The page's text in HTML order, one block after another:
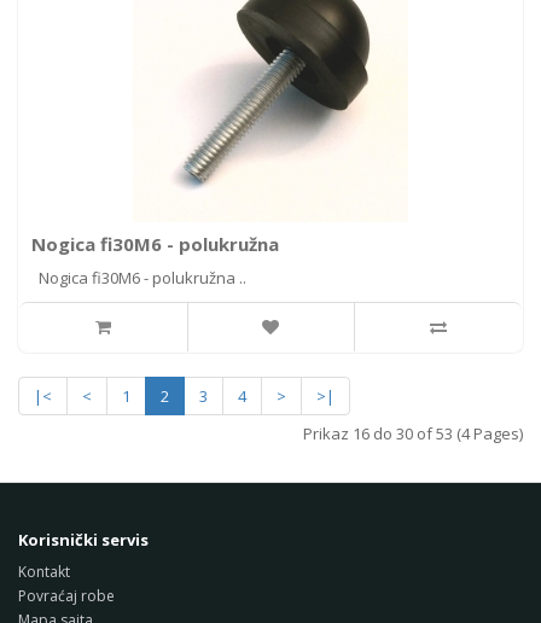
Nogica fi30M6 - polukružna
Nogica fi30M6 - polukružna ..
|< < 1 2 3 4 >
>|
Prikaz 16 do 30 of 53 (4 Pages)
Korisnički servis
Kontakt
Povraćaj robe